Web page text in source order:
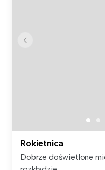
Rokietnica
Dobrze doświetlone